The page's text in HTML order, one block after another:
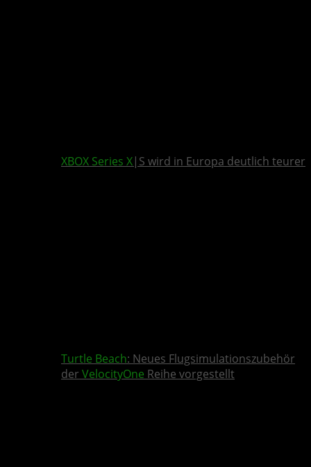
XBOX Series X|S wird in Europa deutlich teurer
Turtle Beach: Neues Flugsimulationszubehör
der VelocityOne Reihe vorgestellt